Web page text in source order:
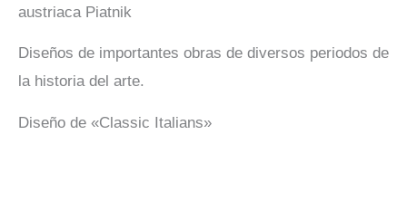
austriaca Piatnik
Diseños de importantes obras de diversos periodos de
la historia del arte.
Diseño de «Classic Italians»